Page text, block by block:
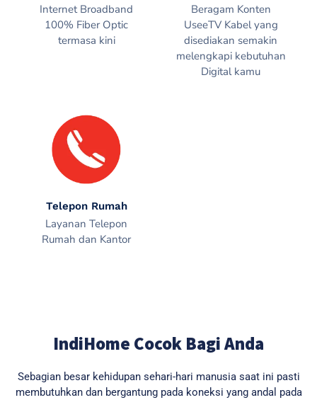
Internet Broadband
100% Fiber Optic
termasa kini
Beragam Konten
UseeTV Kabel yang
disediakan semakin
melengkapi kebutuhan
Digital kamu
Telepon Rumah
Layanan Telepon
Rumah dan Kantor
IndiHome Cocok Bagi Anda
Sebagian besar kehidupan sehari-hari manusia saat ini pasti
membutuhkan dan bergantung pada koneksi yang andal pada